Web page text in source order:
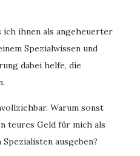
ich ihnen als angeheuerter
Spezialwissen und
dabei helfe, die
Warum sonst
teures Geld für mich als
ausgeben?